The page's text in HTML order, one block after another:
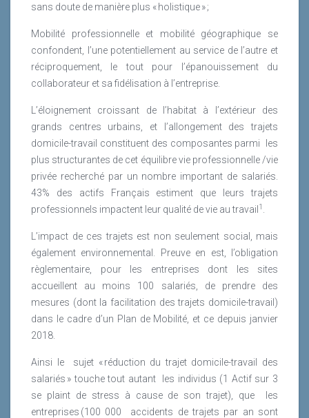
dix préventeurs dans les métiers. J’anime également
en transverse une vingtaine d’Assistantes sociales.
Enfin j’ai en charge la Qualité de Vie au Travail où là
encore je coordonne une équipe de conseillers QVT.
yoga, ateliers de sophrologie…).Il serait bien
l’activité, du sens du travail, des postures, des
attitudes, des comportements. J’aurais l’occasion,
avec Caroline Ruiler qui collabore avec moi à un
nouvel ouvrage sur le sujet de la bienveillance au
travail, de vous en détailler certains éléments, lors de
sa sortie en fin 2019.
Lire la suite
sans doute de manière plus « holistique » ;
Mobilité professionnelle et mobilité géographique se
confondent, l’une potentiellement au service de l’autre et
réciproquement, le tout pour l’épanouissement du
collaborateur et sa fidélisation à l’entreprise.
L’éloignement croissant de l’habitat à l’extérieur des
grands centres urbains, et l’allongement des trajets
domicile-travail constituent des composantes parmi
les
plus structurantes de cet équilibre vie professionnelle /vie
privée recherché par un nombre important de salariés.
43% des actifs Français estiment que leurs trajets
professionnels impactent leur qualité de vie au travail 1
L’impact de ces trajets est non seulement social, mais
également environnemental. Preuve en est, l’obligation
règlementaire, pour les entreprises dont les sites
accueillent au moins 100 salariés, de prendre des
mesures (dont la facilitation des trajets domicile-travail)
dans le cadre d’un Plan de Mobilité, et ce depuis janvier
2018.
Ainsi le
sujet « réduction du trajet domicile-travail des
salariés » touche tout autant
les individus (1 Actif sur 3
se plaint de stress à cause de son trajet), que
les
entreprises (100 000
accidents de trajets par an sont